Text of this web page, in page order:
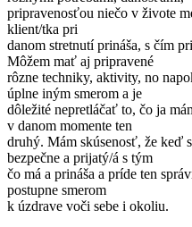
pripravenosťou niečo v živote
klient/tka pri
danom stretnutí prináša, s čím
Môžem mať aj pripravené
rôzne techniky, aktivity, no
úplne iným smerom a je
dôležité nepretláčať to, čo ja
v danom momente ten
druhý. Mám skúsenosť, že keď
bezpečne a prijatý/á s tým
čo má a prináša a príde ten
postupne smerom
k úzdrave voči sebe i okoliu.